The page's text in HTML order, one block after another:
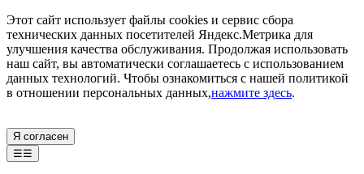
Этот сайт использует файлы cookies и сервис сбора
технических данных посетителей Яндекс.Метрика для
улучшения качества обслуживания. Продолжая использовать
наш сайт, вы автоматически соглашаетесь с использованием
данных технологий. Чтобы ознакомиться с нашей политикой
в отношении персональных данных,нажмите здесь.
Я согласен
☰☰